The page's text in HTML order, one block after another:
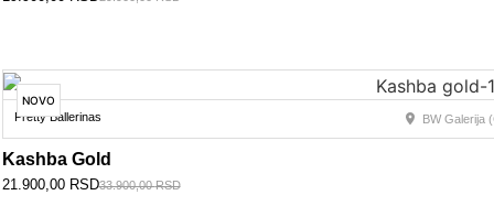
NOVO
Pretty Ballerinas
BW Galerija
Kashba Gold
33.900,00RSD
21.900,00 RSD